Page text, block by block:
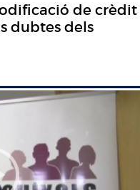
de crèdit
dubtes dels